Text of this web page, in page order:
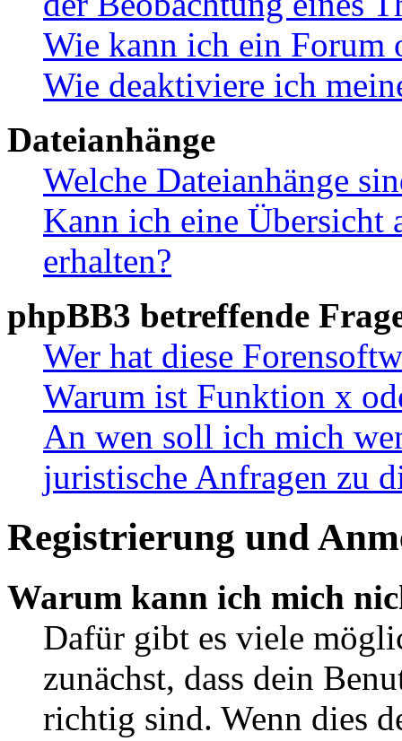
Wie kann ich ein Forum
Wie deaktiviere ich
Dateianhänge
Welche Dateianhänge
Kann ich eine Übersicht
erhalten?
phpBB3 betreffende
Wer hat diese
Warum ist Funktion x
An wen soll ich mich
juristische Anfragen zu
Registrierung und
Warum kann ich mich
Dafür gibt es viele
zunächst, dass dein
richtig sind. Wenn dies